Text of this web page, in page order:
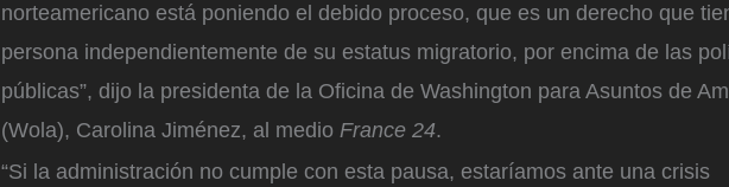
norteamericano está poniendo el debido proceso, que es un derecho que
persona independientemente de su estatus migratorio, por encima de las
públicas”, dijo la presidenta de la Oficina de Washington para Asuntos de
(Wola), Carolina Jiménez, al medio France 24.
“Si la administración no cumple con esta pausa, estaríamos ante una crisis